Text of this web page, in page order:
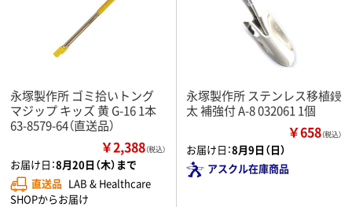
永塚製作所 ゴミ拾いトング
マジップ キッズ 黄 G-16 1本
63-8579-64（直送品）
￥2,388（税込）
お届け日：8月20日（木）まで
直送品 LAB & Healthcare
SHOPからお届け
永塚製作所 ステンレス移植鏝
太 補強付 A-8 032061 1個
￥658（税込）
お届け日：8月9日（日）
アスクル在庫商品